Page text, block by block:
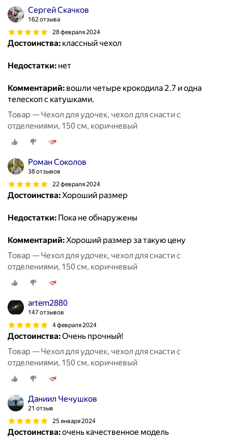
Сергей Скачков
162 отзыва
28 февраля 2024
Достоинства: классный чехол
Недостатки: нет
Комментарий: вошли четыре крокодила 2.7 и одна
телескоп с катушками.
Товар — Чехол для удочек, чехол для снасти с
отделениями, 150 см, коричневый
Роман Соколов
38 отзывов
22 февраля 2024
Достоинства:Хороший размер
Недостатки: Пока не обнаружены
Комментарий:Хороший размер за такую цену
Товар — Чехол для удочек, чехол для снасти с
отделениями, 150 см, коричневый
artem2880
147 отзывов
4 февраля 2024
Достоинства:Очень прочный!
Товар — Чехол для удочек, чехол для снасти с
отделениями, 150 см, коричневый
Даниил Чечушков
21 отзыв
25 января 2024
Достоинства:очень качественное модель